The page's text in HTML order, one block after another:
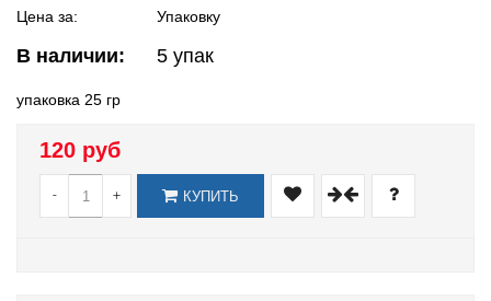
Цена за:
Упаковку
В наличии: 5 упак
упаковка 25 гр
120 руб
- + КУПИТЬ